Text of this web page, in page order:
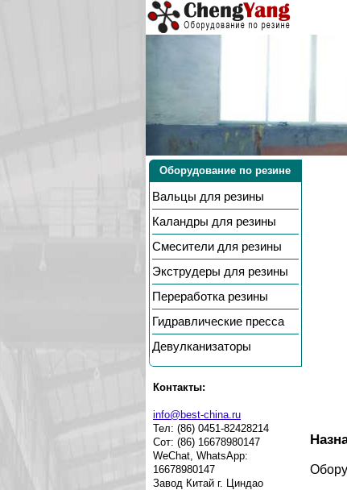
Оборудование по резине
Вальцы для резины
Каландры для резины
Смесители для резины
Экструдеры для резины
Переработка резины
Гидравлические пресса
Девулканизаторы
Контакты:
info@best-china.ru
Тел: (86) 0451-82428214
Сот: (86) 16678980147
WeChat, WhatsApp:
16678980147
Завод Китай г. Циндао